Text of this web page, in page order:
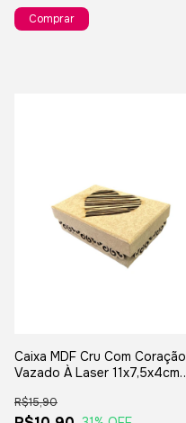
Caixa MDF Cru Com Coração
Vazado À Laser 11x7,5x4cm
R$15,90